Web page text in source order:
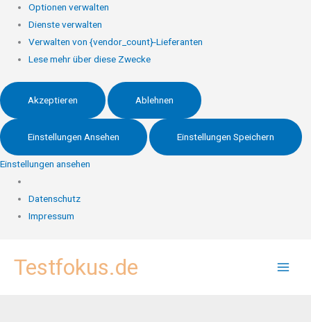
Optionen verwalten
Dienste verwalten
Verwalten von {vendor_count}-Lieferanten
Lese mehr über diese Zwecke
Akzeptieren Ablehnen
Einstellungen Ansehen Einstellungen Speichern
Einstellungen ansehen
Datenschutz
Impressum
InhaltTestfokus.de